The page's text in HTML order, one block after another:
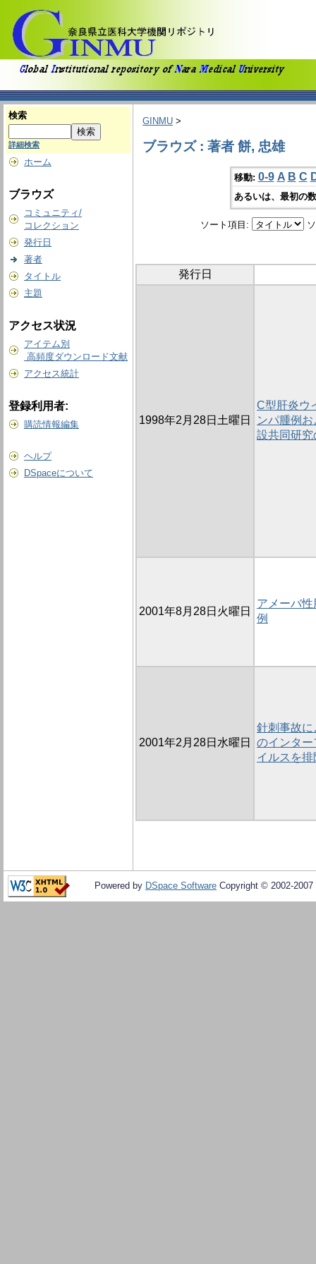
検索
詳細検索
ホーム
ブラウズ
コミュニティ/
コレクション
発行日
著者
タイトル
主題
アクセス状況
アイテム別
高頻度ダウンロード文献
アクセス統計
登録利用者:
購読情報編集
ヘルプ
DSpaceについて
GINMU >
ブラウズ : 著者 餅, 忠雄
移動: 0-9 A B C
あるいは、最初の
ソート項目:
発行日
1998年2月28日土曜日
C型肝炎ウ
ンパ腫例
設共同研究
2001年8月28日火曜日
アメーバ
例
2001年2月28日水曜日
針刺事故
のインタ
イルスを
Powered by DSpace Software Copyright © 2002-2007